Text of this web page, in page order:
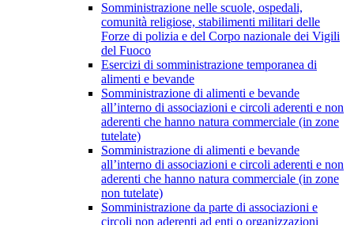
Somministrazione nelle scuole, ospedali,
comunità religiose, stabilimenti militari delle
Forze di polizia e del Corpo nazionale dei Vigili
del Fuoco
Esercizi di somministrazione temporanea di
alimenti e bevande
Somministrazione di alimenti e bevande
all’interno di associazioni e circoli aderenti e non
aderenti che hanno natura commerciale (in zone
tutelate)
Somministrazione di alimenti e bevande
all’interno di associazioni e circoli aderenti e non
aderenti che hanno natura commerciale (in zone
non tutelate)
Somministrazione da parte di associazioni e
circoli non aderenti ad enti o organizzazioni